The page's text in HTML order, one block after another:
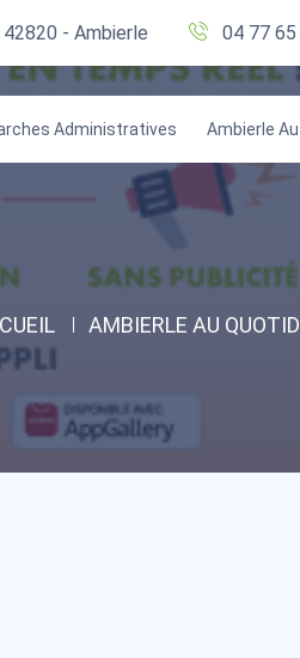
- Ambierle 04 77
Administratives Ambierle
AMBIERLE AU